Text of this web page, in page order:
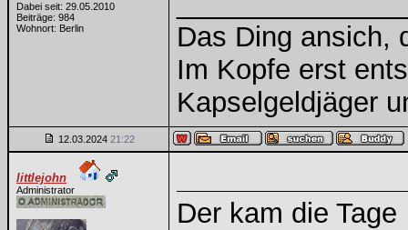
Dabei seit: 29.05.2010
Beiträge: 984
Wohnort: Berlin
Das Ding ansich,
Im Kopfe erst
Kapselgeldjäger
12.03.2024 21:22
littlejohn
Administrator
Der kam die Tage